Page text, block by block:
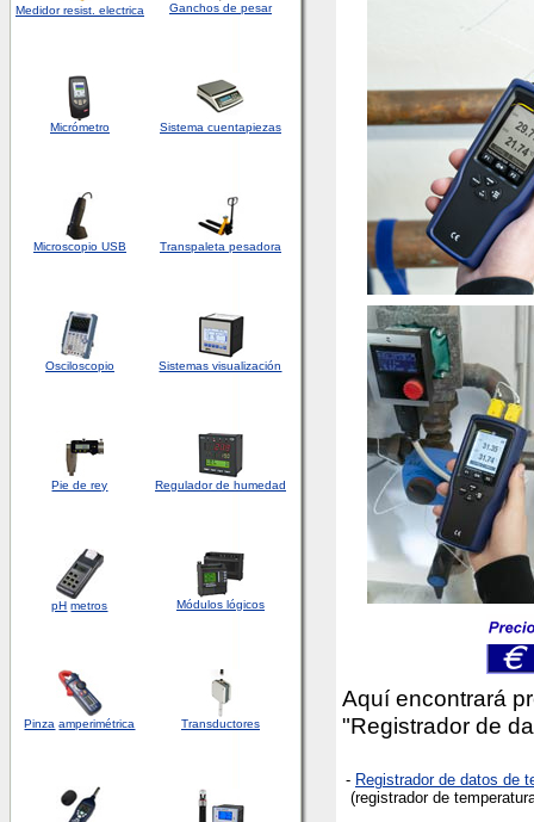
Medidorresist. electrica Ganchos de pesar
Micrómetro Sistema cuentapiezas
Microscopio USB Transpaleta pesadora
Osciloscopio Sistemas visualización
Pie de rey Regulador de humedad
pH metros Módulos lógicos
Pinza amperimétrica Transductores
Aquí encontrará
"Registrador de
- Registrador de datos de
(registrador de